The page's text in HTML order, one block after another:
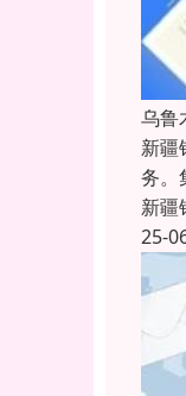
乌鲁
新疆
务。
新疆
25-